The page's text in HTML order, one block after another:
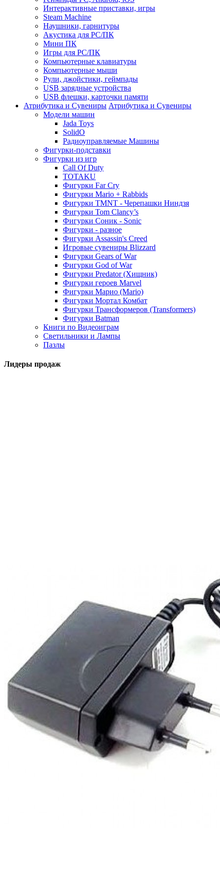
Интерактивные приставки, игры
Steam Machine
Наушники, гарнитуры
Акустика для PC/ПК
Мини ПК
Игры для PC/ПК
Компьютерные клавиатуры
Компьютерные мыши
Рули, джойстики, геймпады
USB зарядные устройства
USB флешки, карточки памяти
Атрибутика и Сувениры Атрибутика и Сувениры
Модели машин
Jada Toys
SolidO
Радиоуправляемые Машины
Фигурки-подставки
Фигурки из игр
Call Of Duty
TOTAKU
Фигурки Far Cry
Фигурки Mario + Rabbids
Фигурки TMNT - Черепашки Ниндзя
Фигурки Tom Clancy’s
Фигурки Соник - Sonic
Фигурки - разное
Фигурки Assassin's Creed
Игровые сувениры Blizzard
Фигурки Gears of War
Фигурки God of War
Фигурки Predator (Хищник)
Фигурки героев Marvel
Фигурки Марио (Mario)
Фигурки Мортал Комбат
Фигурки Трансформеров (Transformers)
Фигурки Batman
Книги по Видеоиграм
Светильники и Лампы
Пазлы
Лидеры продаж